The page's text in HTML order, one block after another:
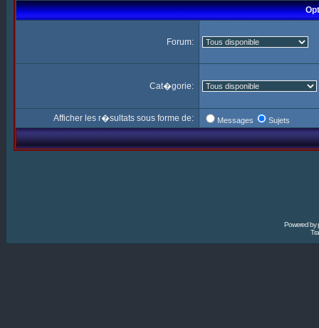
Forum:
Cat�gorie:
Afficher les r�sultats sous forme de: Messages Sujets
Powered by